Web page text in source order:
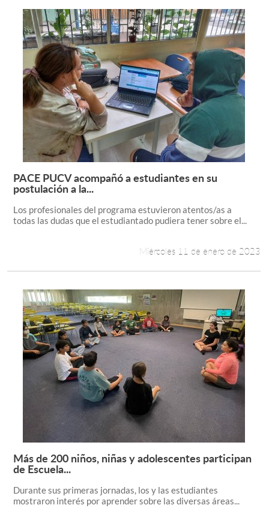
Leer más +
PACE PUCV acompañó a estudiantes en su
postulación a la...
Los profesionales del programa estuvieron atentos/as a
todas las dudas que el estudiantado pudiera tener sobre el...
Miércoles 11 de enero de 2023
Leer más +
Más de 200 niños, niñas y adolescentes participan
de Escuela...
Durante sus primeras jornadas, los y las estudiantes
mostraron interés por aprender sobre las diversas áreas...